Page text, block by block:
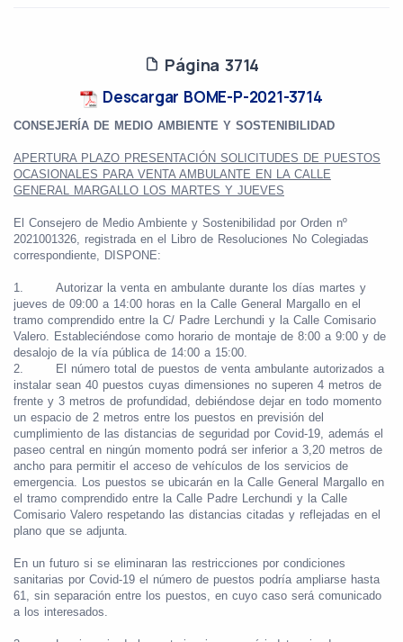
Página 3714
Descargar BOME-P-2021-3714
CONSEJERÍA DE MEDIO AMBIENTE Y SOSTENIBILIDAD
APERTURA PLAZO PRESENTACIÓN SOLICITUDES DE PUESTOS
OCASIONALES PARA VENTA AMBULANTE EN LA CALLE
GENERAL MARGALLO LOS MARTES Y JUEVES
El Consejero de Medio Ambiente y Sostenibilidad por Orden nº
2021001326, registrada en el Libro de Resoluciones No Colegiadas
correspondiente, DISPONE:
1.
Autorizar la venta en ambulante durante los días martes y
jueves de 09:00 a 14:00 horas en la Calle General Margallo en el
tramo comprendido entre la C/ Padre Lerchundi y la Calle Comisario
Valero. Estableciéndose como horario de montaje de 8:00 a 9:00 y de
desalojo de la vía pública de 14:00 a 15:00.
2.
El número total de puestos de venta ambulante autorizados a
instalar sean 40 puestos cuyas dimensiones no superen 4 metros de
frente y 3 metros de profundidad, debiéndose dejar en todo momento
un espacio de 2 metros entre los puestos en previsión del
cumplimiento de las distancias de seguridad por Covid-19, además el
paseo central en ningún momento podrá ser inferior a 3,20 metros de
ancho para permitir el acceso de vehículos de los servicios de
emergencia. Los puestos se ubicarán en la Calle General Margallo en
el tramo comprendido entre la Calle Padre Lerchundi y la Calle
Comisario Valero respetando las distancias citadas y reflejadas en el
plano que se adjunta.
En un futuro si se eliminaran las restricciones por condiciones
sanitarias por Covid-19 el número de puestos podría ampliarse hasta
61, sin separación entre los puestos, en cuyo caso será comunicado
a los interesados.